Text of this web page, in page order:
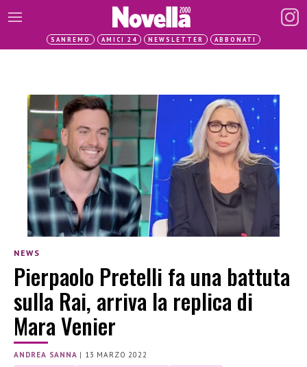
SANREMO AMICI 24 NEWSLETTER ABBONATI
NEWS
Pierpaolo Pretelli fa una battuta
sulla Rai, arriva la replica di
Mara Venier
ANDREA SANNA | 13 MARZO 2022